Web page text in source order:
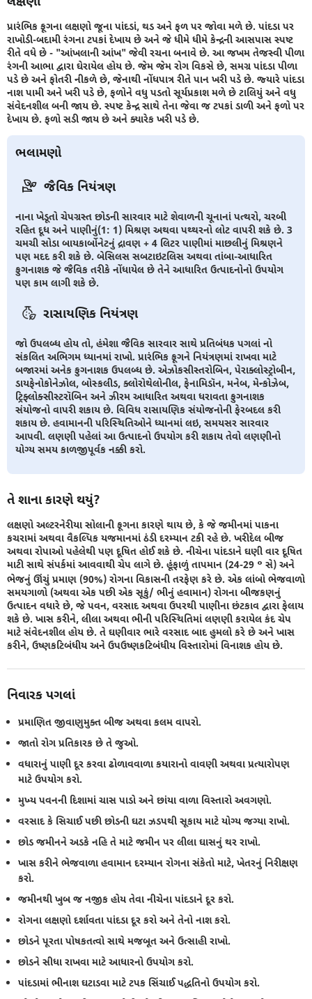
પ્રારંભિક ફૂગના લક્ષણો જૂના પાંદડાં, થડ અને ફળ પર જોવા મળે છે. પાંદડા પર
રાખોડી-બદામી રંગના ટપકાં દેખાય છે અને જે ધીમે ધીમે કેન્દ્રની આસપાસ સ્પષ્ટ
રીતે વધે છે - "આંખલાની આંખ" જેવી રચના બનાવે છે. આ જખમ તેજસ્વી પીળા
રંગની આભા દ્વારા ઘેરાયેલ હોય છે. જેમ જેમ રોગ વિકસે છે, સમગ્ર પાંદડા પીળા
પડે છે અને ફોતરી નીકળે છે, જેનાથી નોંધપાત્ર રીતે પાન ખરી પડે છે. જ્યારે પાંદડા
નાશ પામી અને ખરી પડે છે, ફળોને વધુ પડતો સૂર્યપ્રકાશ મળે છે ટાલિયું અને વધુ
સંવેદનશીલ બની જાય છે. સ્પષ્ટ કેન્દ્ર સાથે તેના જેવા જ ટપકાં ડાળી અને ફળો પર
દેખાય છે. ફળો સડી જાય છે અને ક્યારેક ખરી પડે છે.
ભલામણો
જૈવિક નિયંત્રણ
નાના ખેડૂતો ચેપગ્રસ્ત છોડની સારવાર માટે શેવાળની ​​ચૂનાનાં પત્થરો, ચરબી
રહિત દૂધ અને પાણીનું(1: 1) મિશ્રણ અથવા પથ્થરનો લોટ વાપરી શકે છે. 3
ચમચી સોડા બાયકાર્બોનેટનું દ્રાવણ + 4 લિટર પાણીમાં માછલીનું મિશ્રણને
પણ મદદ કરી શકે છે. બેસિલસ સબટાઇટલિસ અથવા તાંબા-આધારિત
ફુગનાશક જે જૈવિક તરીકે નોંધાયેલ છે તેને આધારિત ઉત્પાદનોનો ઉપયોગ
પણ કામ લાગી શકે છે.
રાસાયણિક નિયંત્રણ
જો ઉપલબ્ધ હોય તો, હંમેશા જૈવિક સારવાર સાથે પ્રતિબંધક પગલાં નો
સંકલિત અભિગમ ધ્યાનમાં રાખો. પ્રારંભિક ફૂગને નિયંત્રણમાં રાખવા માટે
બજારમાં અનેક ફુગનાશક ઉપલબ્ધ છે. એઝોકસીસ્તરોબિન, પેરાક્લોસ્ટ્રોબીન,
ડાયફેનોકોનેઝોલ, બોસ્કલીડ, ક્લોરોથેલોનીલ, ફેનામિડૉન, મનેબ, મેન્કોઝેબ,
ટ્રિફ્લોક્સીસ્ટરૉબિન અને ઝીરમ આધારિત અથવા ધરાવતા ફુગનાશક
સંયોજનો વાપરી શકાય છે. વિવિધ રાસાયણિક સંયોજનોની ફેરબદલ કરી
શકાય છે. હવામાનની પરિસ્થિતિઓને ધ્યાનમાં લઇ, સમયસર સારવાર
આપવી. લણણી પહેલાં આ ઉત્પાદનો ઉપયોગ કરી શકાય તેવો લણણીનો
યોગ્ય સમય કાળજીપૂર્વક નક્કી કરો.
તે શાના કારણે થયું?
લક્ષણો અલ્ટરનેરીયા સોલાની ફૂગના કારણે થાય છે, કે જે જમીનમાં પાકના
કચરામાં અથવા વૈકલ્પિક યજમાનમાં ઠંડી દરમ્યાન ટકી રહે છે. ખરીદેલ બીજ
અથવા રોપાઓ પહેલેથી પણ દૂષિત હોઈ શકે છે. નીચેના પાંદડાને ઘણી વાર દૂષિત
માટી સાથે સંપર્કમાં આવવાથી ચેપ લાગે છે. હૂંફાળું તાપમાન (24-29 ° સે) અને
ભેજનું ઊંચું પ્રમાણ (90%) રોગના વિકાસની તરફેણ કરે છે. એક લાંબો ભેજવાળો
સમયગાળો (અથવા એક પછી એક સૂકું/ ભીનું હવામાન) રોગના બીજકણનું
ઉત્પાદન વધારે છે, જે પવન, વરસાદ અથવા ઉપરથી પાણીના છંટકાવ દ્વારા ફેલાય
શકે છે. ખાસ કરીને, લીલા અથવા ભીની પરિસ્થિતિમાં લણણી કરાયેલ કંદ ચેપ
માટે સંવેદનશીલ હોય છે. તે ઘણીવાર ભારે વરસાદ બાદ હુમલો કરે છે અને ખાસ
કરીને, ઉષ્ણકટિબંધીય અને ઉપઉષ્ણકટિબંધીય વિસ્તારોમાં વિનાશક હોય છે.
નિવારક પગલાં
પ્રમાણિત જીવાણુમુક્ત બીજ અથવા કલમ વાપરો.
જાતો રોગ પ્રતિકારક છે તે જુઓ.
વધારાનું પાણી દૂર કરવા ઢોળાવવાળા કયારાનો વાવણી અથવા પ્રત્યારોપણ
માટે ઉપયોગ કરો.
મુખ્ય પવનની દિશામાં ચાસ પાડો અને છાંયા વાળા વિસ્તારો અવગણો.
વરસાદ કે સિચાઈ પછી છોડની ઘટા ઝડપથી સૂકાય માટે યોગ્ય જગ્યા રાખો.
છોડ જમીનને અડકે નહિ તે માટે જમીન પર લીલા ઘાસનું થર રાખો.
ખાસ કરીને ભેજવાળા હવામાન દરમ્યાન રોગના સંકેતો માટે, ખેતરનું નિરીક્ષણ
કરો.
જમીનથી ખુબ જ નજીક હોય તેવા નીચેના પાંદડાને દૂર કરો.
રોગના લક્ષણો દર્શાવતા પાંદડા દૂર કરો અને તેનો નાશ કરો.
છોડને પૂરતા પોષકતત્વો સાથે મજબૂત અને ઉત્સાહી રાખો.
છોડને સીધા રાખવા માટે આધારનો ઉપયોગ કરો.
પાંદડામાં ભીનાશ ઘટાડવા માટે ટપક સિંચાઈ પદ્ધતિનો ઉપયોગ કરો.